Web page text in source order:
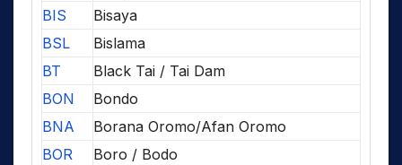
BIS
Bisaya
BSL
Bislama
BT
Black Tai / Tai Dam
BON
Bondo
BNA
Borana Oromo/Afan Oromo
BOR
Boro / Bodo